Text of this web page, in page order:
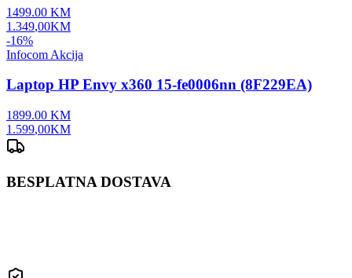
1499.00 KM
1.349,00KM
-16%
Infocom Akcija
Laptop HP Envy x360 15-fe0006nn (8F229EA)
1899.00 KM
1.599,00KM
BESPLATNA DOSTAVA